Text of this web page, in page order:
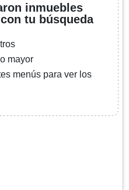
inmuebles
tu búsqueda
mayor
menús para ver los